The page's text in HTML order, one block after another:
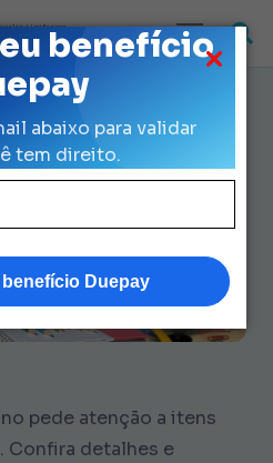
benefício
abaixo para validar
tem direito.
Duepay
Uniforme
de São Paulo
Medio Ensino:
Até 2025
pede atenção a itens
Confira detalhes e